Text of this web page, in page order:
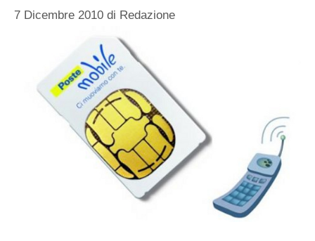
7 Dicembre 2010 di Redazione